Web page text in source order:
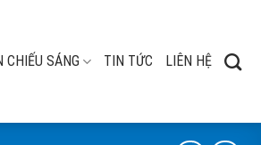
CHIẾU SÁNG TIN TỨC LIÊN HỆ